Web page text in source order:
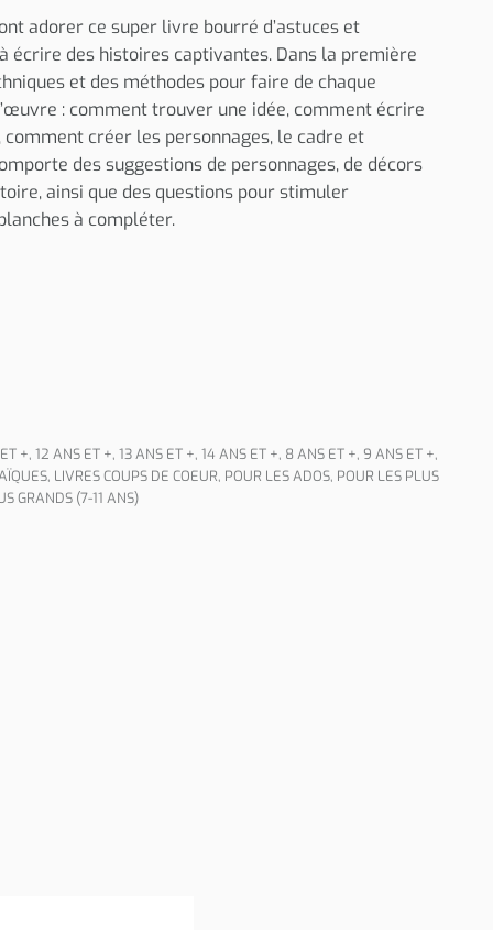
adorer ce super livre bourré d’astuces et
écrire des histoires captivantes. Dans la première
et des méthodes pour faire de chaque
: comment trouver une idée, comment écrire
créer les personnages, le cadre et
des suggestions de personnages, de décors
ainsi que des questions pour stimuler
à compléter.
+, 12 ANS ET +, 13 ANS ET +, 14 ANS ET +, 8 ANS ET +, 9 ANS ET +,
, LIVRES COUPS DE COEUR, POUR LES ADOS, POUR LES PLUS
GRANDS (7-11 ANS)